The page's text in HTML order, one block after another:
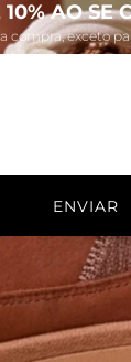
AO SE
compra, exceto